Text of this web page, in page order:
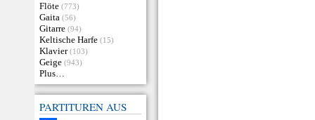
Flöte (773)
Gaita (56)
Gitarre (94)
Keltische Harfe (15)
Klavier (103)
Geige (943)
Plus…
PARTITUREN AUS